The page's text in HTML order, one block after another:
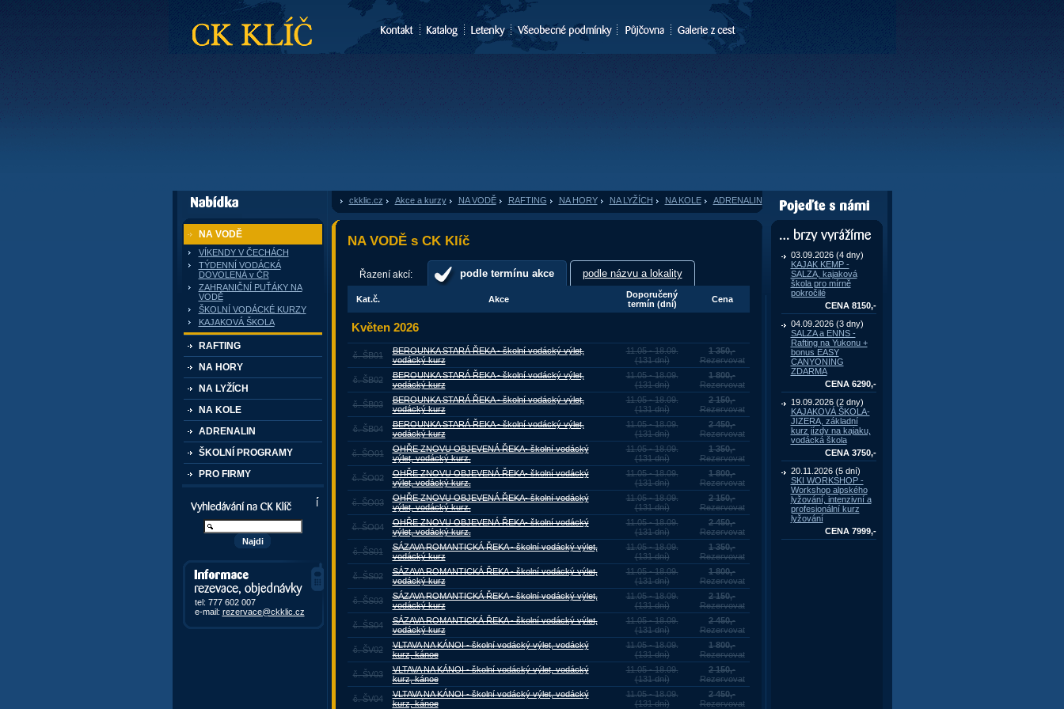
CK Klíč
dále nabízí
NA VODĚ
VÍKENDY V ČECHÁCH
TÝDENNÍ VODÁCKÁ
DOVOLENÁ v ČR
ZAHRANIČNÍ PUŤÁKY NA
VODĚ
ŠKOLNÍ VODÁCKÉ KURZY
KAJAKOVÁ ŠKOLA
RAFTING
NA HORY
NA LYŽÍCH
NA KOLE
ADRENALIN
ŠKOLNÍ PROGRAMY
PRO FIRMY
Vyhledávání kurzů a akcí
Informace, rezervace,
objedávky
tel: 777 602 007
e-mail: rezervace@ckklic.cz
ckklic.cz Akce a kurzy» NA VODĚ» RAFTING NA HORY» NA LYŽÍCH NA KOLE» ADRENALIN Pojeďte s námi
... brzy vyrážíme
03.09.2026 (4 dny)
KAJAK KEMP -
SALZA, kajaková
škola pro mírně
pokročilé
CENA 8150,-
04.09.2026 (3 dny)
SALZA a ENNS -
Rafting na Yukonu +
bonus EASY
CANYONING
ZDARMA
CENA 6290,-
19.09.2026 (2 dny)
KAJAKOVÁ ŠKOLA-
JIZERA, základní
kurz jízdy na kajaku,
vodácká škola
CENA 3750,-
20.11.2026 (5 dní)
SKI WORKSHOP -
Workshop alpského
lyžování, intenzivní a
profesionální kurz
lyžování
CENA 7999,-
NA VODĚ s CK Klíč
Řazení akcí: podle termínu akce podle názvu a lokality
Kat.č. Akce
Doporučený
termín (dní)
Cena
Květen 2026
č. ŠB01
BEROUNKA STARÁ ŘEKA - školní vodácký výlet,
vodácký kurz
11.05 - 18.09.
(131 dní)
1 350,-
Rezervovat
č. ŠB02
BEROUNKA STARÁ ŘEKA - školní vodácký výlet,
vodácký kurz
11.05 - 18.09.
(131 dní)
1 800,-
Rezervovat
č. ŠB03
BEROUNKA STARÁ ŘEKA - školní vodácký výlet,
vodácký kurz
11.05 - 18.09.
(131 dní)
2 150,-
Rezervovat
č. ŠB04
BEROUNKA STARÁ ŘEKA - školní vodácký výlet,
vodácký kurz
11.05 - 18.09.
(131 dní)
2 450,-
Rezervovat
č. ŠO01
OHŘE ZNOVU OBJEVENÁ ŘEKA- školní vodácký
výlet, vodácký kurz.
11.05 - 18.09.
(131 dní)
1 350,-
Rezervovat
č. ŠO02
OHŘE ZNOVU OBJEVENÁ ŘEKA- školní vodácký
výlet, vodácký kurz.
11.05 - 18.09.
(131 dní)
1 800,-
Rezervovat
č. ŠO03
OHŘE ZNOVU OBJEVENÁ ŘEKA- školní vodácký
výlet, vodácký kurz.
11.05 - 18.09.
(131 dní)
2 150,-
Rezervovat
č. ŠO04
OHŘE ZNOVU OBJEVENÁ ŘEKA- školní vodácký
výlet, vodácký kurz.
11.05 - 18.09.
(131 dní)
2 450,-
Rezervovat
č. ŠS01
SÁZAVA ROMANTICKÁ ŘEKA - školní vodácký výlet,
vodácký kurz
11.05 - 18.09.
(131 dní)
1 350,-
Rezervovat
č. ŠS02
SÁZAVA ROMANTICKÁ ŘEKA - školní vodácký výlet,
vodácký kurz
11.05 - 18.09.
(131 dní)
1 800,-
Rezervovat
č. ŠS03
SÁZAVA ROMANTICKÁ ŘEKA - školní vodácký výlet,
vodácký kurz
11.05 - 18.09.
(131 dní)
2 150,-
Rezervovat
č. ŠS04
SÁZAVA ROMANTICKÁ ŘEKA - školní vodácký výlet,
vodácký kurz
11.05 - 18.09.
(131 dní)
2 450,-
Rezervovat
č. ŠV02
VLTAVA NA KÁNOI - školní vodácký výlet, vodácký
kurz, kánoe
11.05 - 18.09.
(131 dní)
1 800,-
Rezervovat
č. ŠV03
VLTAVA NA KÁNOI - školní vodácký výlet, vodácký
kurz, kánoe
11.05 - 18.09.
(131 dní)
2 150,-
Rezervovat
č. ŠV04
VLTAVA NA KÁNOI - školní vodácký výlet, vodácký
kurz, kánoe
11.05 - 18.09.
(131 dní)
2 450,-
Rezervovat